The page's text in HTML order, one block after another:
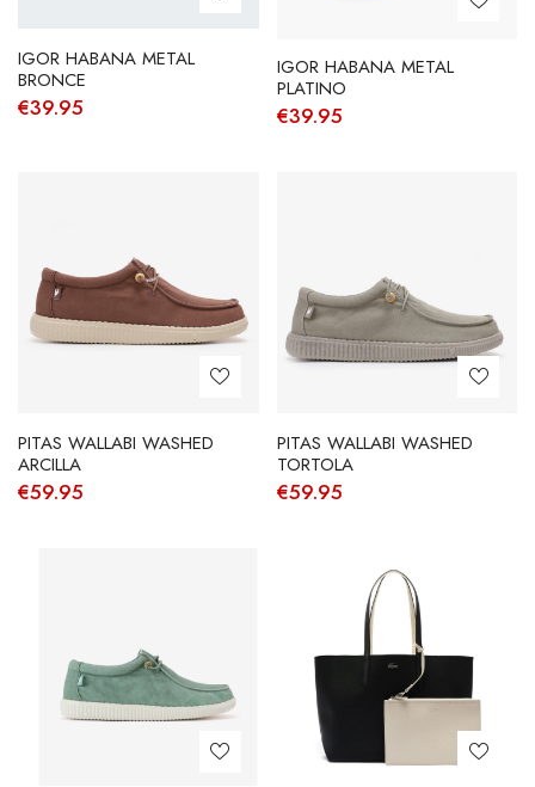
IGOR HABANA METAL
BRONCE
€39.95
IGOR HABANA METAL
PLATINO
€39.95
PITAS WALLABI WASHED
ARCILLA
€59.95
PITAS WALLABI WASHED
TORTOLA
€59.95